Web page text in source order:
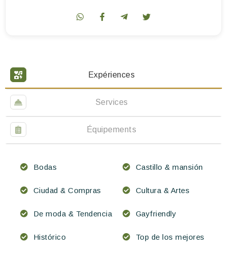
Expériences
Services
Équipements
Bodas Castillo & mansión
Ciudad & Compras Cultura & Artes
De moda & Tendencia Gayfriendly
Histórico Top de los mejores